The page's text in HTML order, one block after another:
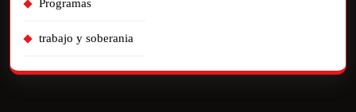
Programas
trabajo y soberania